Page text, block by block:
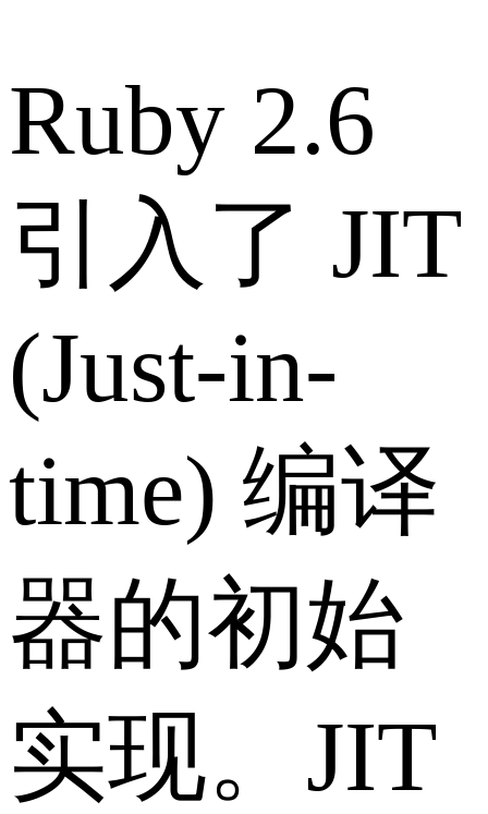
Ruby 2.6
引入了 JIT
(Just-in-
time) 编译
器的初始
实现。JIT